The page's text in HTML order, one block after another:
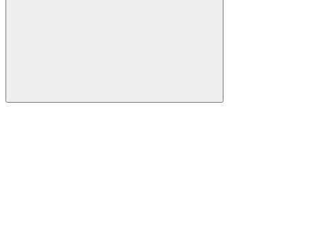
Buscar